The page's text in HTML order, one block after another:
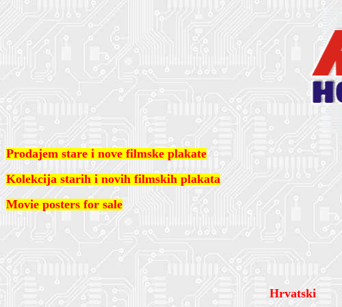
Prodajem stare i nove filmske plakate
Kolekcija starih i novih filmskih plakata
Movie posters for sale
Hrvatski